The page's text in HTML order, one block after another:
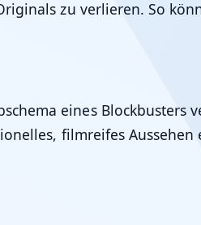
zu verlieren. So
eines Blockbusters
filmreifes